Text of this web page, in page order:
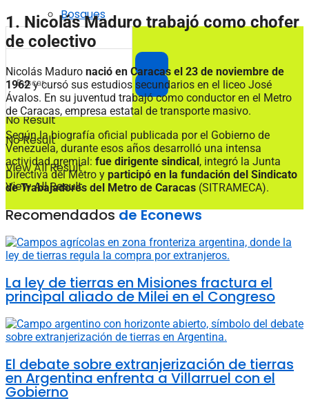
No Result
View All Result
Bosques
No Result
View All Result
1. Nicolás Maduro trabajó como chofer
de colectivo
Nicolás Maduro nació en Caracas el 23 de noviembre de
1962y cursó sus estudios secundarios en el liceo José
Ávalos. En su juventud trabajó como conductor en el Metro
de Caracas, empresa estatal de transporte masivo.
Según la biografía oficial publicada por el Gobierno de
Venezuela, durante esos años desarrolló una intensa
actividad gremial: fue dirigente sindical, integró la Junta
Directiva del Metro y participó en la fundación del Sindicato
de Trabajadores del Metro de Caracas (SITRAMECA).
Recomendadosde Econews
La ley de tierras en Misiones fractura el
principal aliado de Milei en el Congreso
El debate sobre extranjerización de tierras
en Argentina enfrenta a Villarruel con el
Gobierno